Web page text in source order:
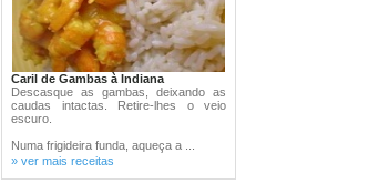
Caril de Gambas à Indiana
Descasque as gambas, deixando as
caudas intactas. Retire-lhes o veio
escuro.
Numa frigideira funda, aqueça a ...
» ver mais receitas